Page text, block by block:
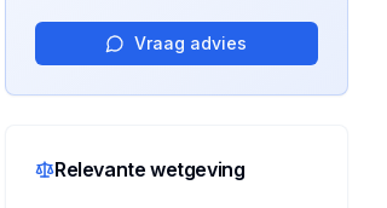
Vraag advies
Relevante wetgeving